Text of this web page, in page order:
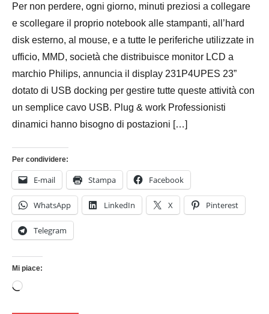
2015
Per non perdere, ogni giorno, minuti preziosi a collegare
e scollegare il proprio notebook alle stampanti, all’hard
disk esterno, al mouse, e a tutte le periferiche utilizzate in
ufficio, MMD, società che distribuisce monitor LCD a
marchio Philips, annuncia il display 231P4UPES 23”
dotato di USB docking per gestire tutte queste attività con
un semplice cavo USB. Plug & work Professionisti
dinamici hanno bisogno di postazioni […]
Per condividere:
E-mail Stampa Facebook
WhatsApp LinkedIn X Pinterest
Telegram
Mi piace:
Caricamento